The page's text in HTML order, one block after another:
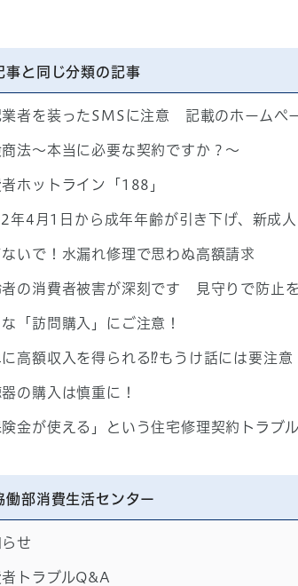
事と同じ分類の記事
業者を装ったSMSに注意 記載のホームペ
商法～本当に必要な契約ですか？～
ホットライン「188」
年4月1日から成年年齢が引き下げ、新成
いで！水漏れ修理で思わぬ高額請求
者の消費者被害が深刻です 見守りで防止を
「訪問購入」にご注意！
に高額収入を得られる⁉もうけ話には要注意
の購入は慎重に！
険金が使える」という住宅修理契約トラブ
働部消費生活センター
せ
者トラブルQ&A